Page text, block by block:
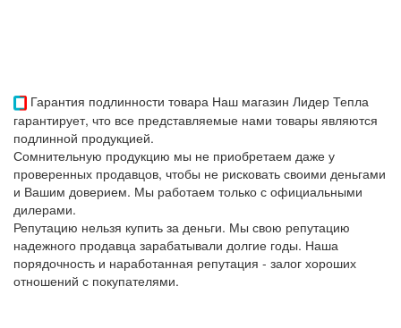
Гарантия подлинности товара Наш магазин Лидер Тепла
гарантирует, что все представляемые нами товары являются
подлинной продукцией.
Сомнительную продукцию мы не приобретаем даже у
проверенных продавцов, чтобы не рисковать своими деньгами
и Вашим доверием. Мы работаем только с официальными
дилерами.
Репутацию нельзя купить за деньги. Мы свою репутацию
надежного продавца зарабатывали долгие годы. Наша
порядочность и наработанная репутация - залог хороших
отношений с покупателями.